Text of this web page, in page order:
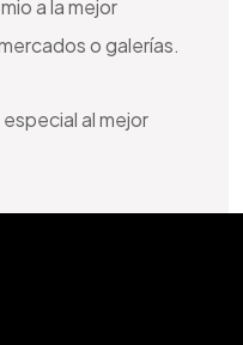
a la mejor
o galerías.
al mejor